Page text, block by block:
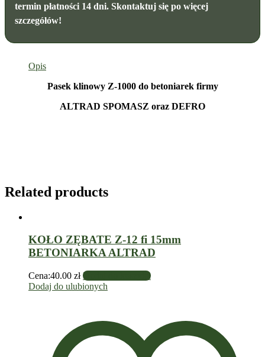
termin płatności 14 dni. Skontaktuj się po więcej
szczegółów!
Opis
Pasek klinowy Z-1000 do betoniarek firmy
ALTRAD SPOMASZ oraz DEFRO
Related products
KOŁO ZĘBATE Z-12 fi 15mm
BETONIARKA ALTRAD
Cena:40.00 zł Dodaj do koszyka
Dodaj do ulubionych